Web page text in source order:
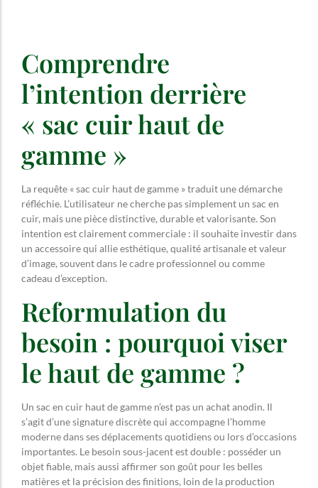
Comprendre
l’intention derrière
« sac cuir haut de
gamme »
La requête « sac cuir haut de gamme » traduit une démarche
réfléchie. L’utilisateur ne cherche pas simplement un sac en
cuir, mais une pièce distinctive, durable et valorisante. Son
intention est clairement commerciale : il souhaite investir dans
un accessoire qui allie esthétique, qualité artisanale et valeur
d’image, souvent dans le cadre professionnel ou comme
cadeau d’exception.
Reformulation du
besoin : pourquoi viser
le haut de gamme ?
Un sac en cuir haut de gamme n’est pas un achat anodin. Il
s’agit d’une signature discrète qui accompagne l’homme
moderne dans ses déplacements quotidiens ou lors d’occasions
importantes. Le besoin sous-jacent est double : posséder un
objet fiable, mais aussi affirmer son goût pour les belles
matières et la précision des finitions, loin de la production